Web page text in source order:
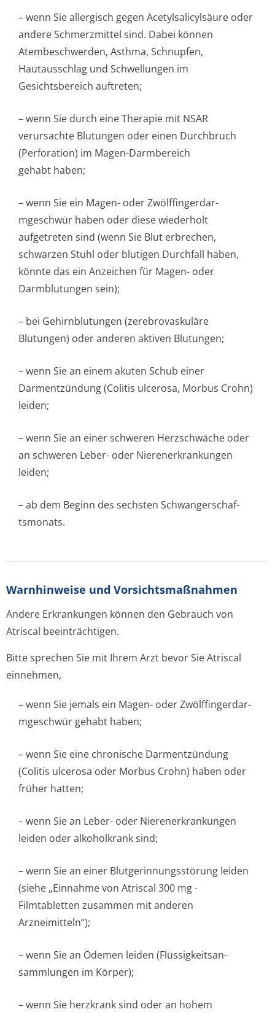
– wenn Sie allergisch gegen Acetylsalicylsäure oder
andere Schmerzmittel sind. Dabei können
Atembeschwerden, Asthma, Schnupfen,
Hautausschlag und Schwellungen im
Gesichtsbereich auftreten;
– wenn Sie durch eine Therapie mit NSAR
verursachte Blutungen oder einen Durchbruch
(Perforation) im Magen-Darmbereich
gehabt haben;
– wenn Sie ein Magen- oder Zwölffingerdar­
mgeschwür haben oder diese wiederholt
aufgetreten sind (wenn Sie Blut erbrechen,
schwarzen Stuhl oder blutigen Durchfall haben,
könnte das ein Anzeichen für Magen- oder
Darmblutungen se­in);
– bei Gehirnblutungen (zerebrovaskuläre
Blutungen) oder anderen aktiven Blutungen;
– wenn Sie an einem akuten Schub einer
Darmentzündung (Colitis ulcerosa, Morbus Crohn)
leiden;
– wenn Sie an einer schweren Herzschwäche oder
an schweren Leber- oder Nierenerkrankungen
leiden;
– ab dem Beginn des sechsten Schwangerschaf­
tsmonats.
Warnhinweise und Vorsichtsmaßnahmen
Andere Erkrankungen können den Gebrauch von
Atriscal beeinträchtigen.
Bitte sprechen Sie mit Ihrem Arzt bevor Sie Atriscal
einnehmen,
– wenn Sie jemals ein Magen- oder Zwölffingerdar­
mgeschwür gehabt haben;
– wenn Sie eine chronische Darmentzündung
(Colitis ulcerosa oder Morbus Crohn) haben oder
früher hatten;
– wenn Sie an Leber- oder Nierenerkrankungen
leiden oder alkoholkrank sind;
– wenn Sie an einer Blutgerinnungsstörung leiden
(siehe „Einnahme von Atriscal 300 mg -
Filmtabletten zusammen mit anderen
Arzneimitteln“);
– wenn Sie an Ödemen leiden (Flüssigkeitsan­
sammlungen im Körper);
– wenn Sie herzkrank sind oder an hohem